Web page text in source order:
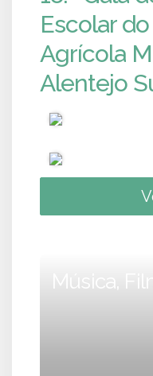
Escolar
Agrícola
Alentejo
Música,